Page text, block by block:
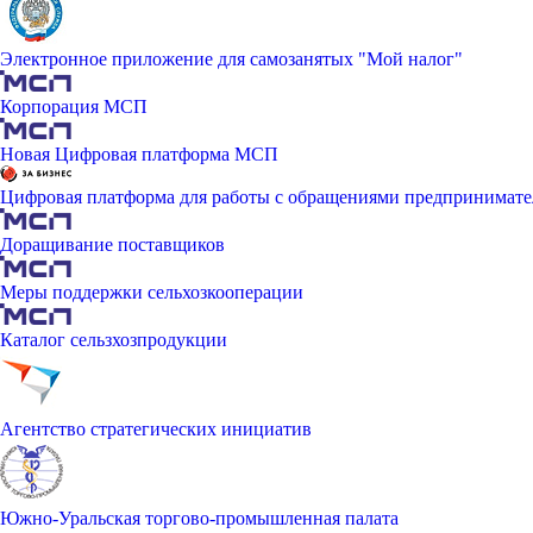
Электронное приложение для самозанятых "Мой налог"
Корпорация МСП
Новая Цифровая платформа МСП
Цифровая платформа для работы с обращениями
Доращивание поставщиков
Меры поддержки сельхозкооперации
Каталог сельзхозпродукции
Агентство стратегических инициатив
Южно-Уральская торгово-промышленная палата